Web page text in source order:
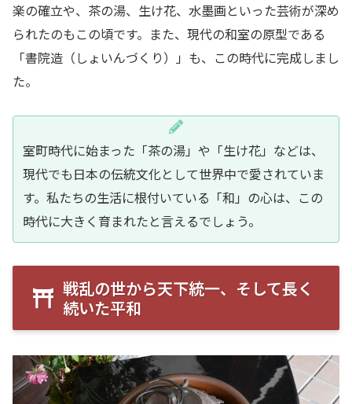
楽の確立や、茶の湯、生け花、水墨画といった芸術が深め
られたのもこの頃です。また、現代の和室の原型である
「書院造（しょいんづくり）」も、この時代に完成しまし
た。
室町時代に始まった「茶の湯」や「生け花」などは、
現代でも日本の伝統文化として世界中で愛されていま
す。私たちの生活に根付いている「和」の心は、この
時代に大きく育まれたと言えるでしょう。
戦乱の世から天下統一、そして長く
続いた平和